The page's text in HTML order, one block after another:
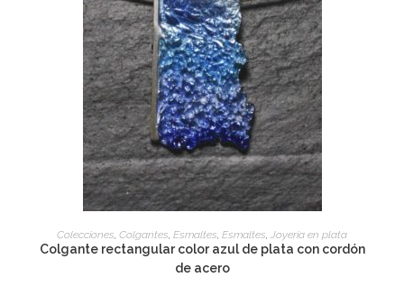
ADD TO CART
Colecciones, Colgantes, Esmaltes, Esmaltes, Joyería en plata
Colgante rectangular color azul de plata con cordón
de acero